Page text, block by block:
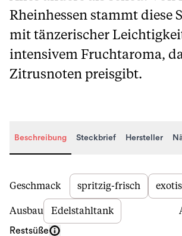
Rheinhessen stammt diese
mit tänzerischer
intensivem Fruchtaroma,
Zitrusnoten preisgibt.
Beschreibung Steckbrief Hersteller
Beschreibung
Geschmack spritzig-frisch
Ausbau Edelstahltank
Restsüße